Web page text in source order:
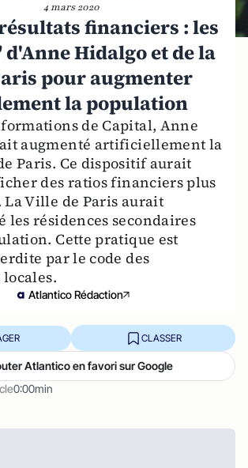
4 mars 2020
financiers : les
d'Anne Hidalgo et de la
pour augmenter
la population
de Capital, Anne
augmenté artificiellement la
Paris. Ce dispositif aurait
des ratios financiers plus
La Ville de Paris aurait
les résidences secondaires
Cette pratique est
par le code des
Atlantico Rédaction
0:00min
CLASSER
Atlantico en favori sur Google